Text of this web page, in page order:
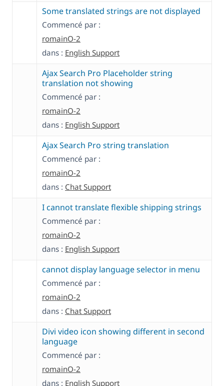
Some translated strings are not displayed
Commencé par :
romainO-2
dans : English Support
Ajax Search Pro Placeholder string
translation not showing
Commencé par :
romainO-2
dans : English Support
Ajax Search Pro string translation
Commencé par :
romainO-2
dans : Chat Support
I cannot translate flexible shipping strings
Commencé par :
romainO-2
dans : English Support
cannot display language selector in menu
Commencé par :
romainO-2
dans : Chat Support
Divi video icon showing different in second
language
Commencé par :
romainO-2
dans : English Support